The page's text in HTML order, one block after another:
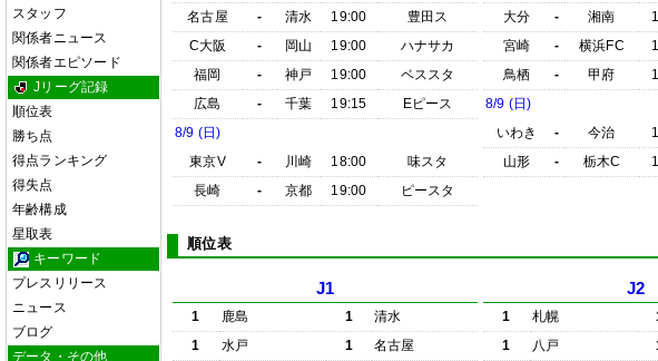
スタッフ
関係者ニュース
関係者エピソード
Jリーグ記録
順位表
勝ち点
得点ランキング
得失点
年齢構成
星取表
キーワード
プレスリリース
ニュース
ブログ
データ・その他
名古屋
- 清水 19:00
豊田ス
C大阪
- 岡山 19:00
ハナサカ
福岡
- 神戸 19:00
ベススタ
広島
- 千葉 19:15
Eピース
8/9 (日)
東京V
- 川崎 18:00
味スタ
長崎
- 京都 19:00 ピースタ
大分
- 湘南
宮崎
- 横浜FC
鳥栖
- 甲府
8/9 (日)
いわき
- 今治
山形
- 栃木C
順位表
J1
1 鹿島 1
清水
1
水戸 1
名古屋
J2
1 札幌
1
八戸